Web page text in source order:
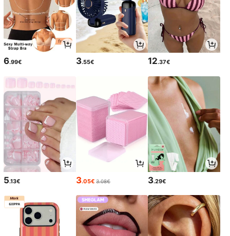
6.99€ 3.55€ 12.37€
5.13€ 3.05€ 3.08€ 3.29€